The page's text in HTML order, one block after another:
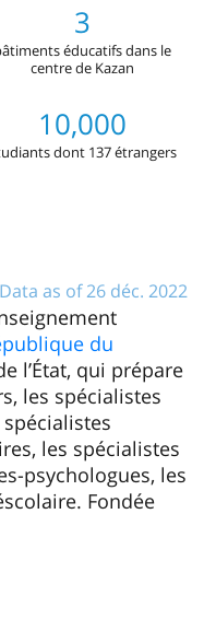
3
éducatifs dans le
centre de Kazan
10,000
dont 137 étrangers
Data as of 26 déc. 2022
du
l’État, qui prépare
les spécialistes
les spécialistes
psychologues, les
Fondée